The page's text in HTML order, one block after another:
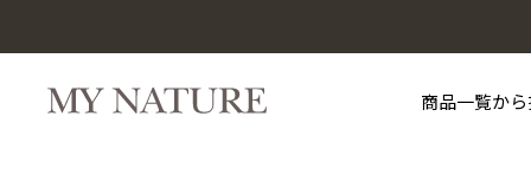
商品一覧か